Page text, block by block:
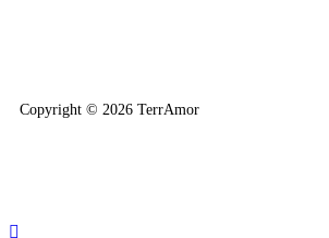
Copyright © 2026 TerrAmor